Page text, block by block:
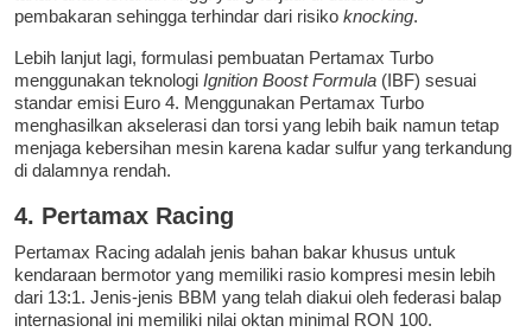
pembakaran sehingga terhindar dari risiko knocking.
Lebih lanjut lagi, formulasi pembuatan Pertamax Turbo
menggunakan teknologi Ignition Boost Formula (IBF) sesuai
standar emisi Euro 4. Menggunakan Pertamax Turbo
menghasilkan akselerasi dan torsi yang lebih baik namun tetap
menjaga kebersihan mesin karena kadar sulfur yang terkandung
di dalamnya rendah.
4. Pertamax Racing
Pertamax Racing adalah jenis bahan bakar khusus untuk
kendaraan bermotor yang memiliki rasio kompresi mesin lebih
dari 13:1. Jenis-jenis BBM yang telah diakui oleh federasi balap
internasional ini memiliki nilai oktan minimal RON 100.